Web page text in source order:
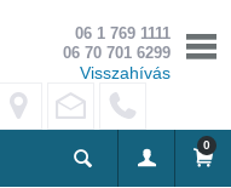
06 1 769 1111
06 70 701 6299
Visszahívás
0